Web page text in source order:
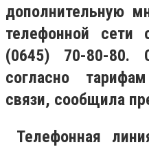
дополнительную
телефонной сети
(0645) 70-80-80.
согласно
связи, сообщила
Телефонная